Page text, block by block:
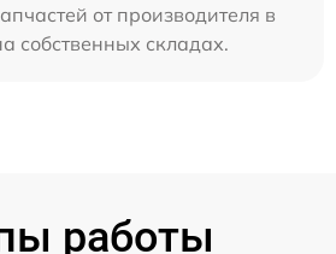
от производителя в
собственных складах.
работы